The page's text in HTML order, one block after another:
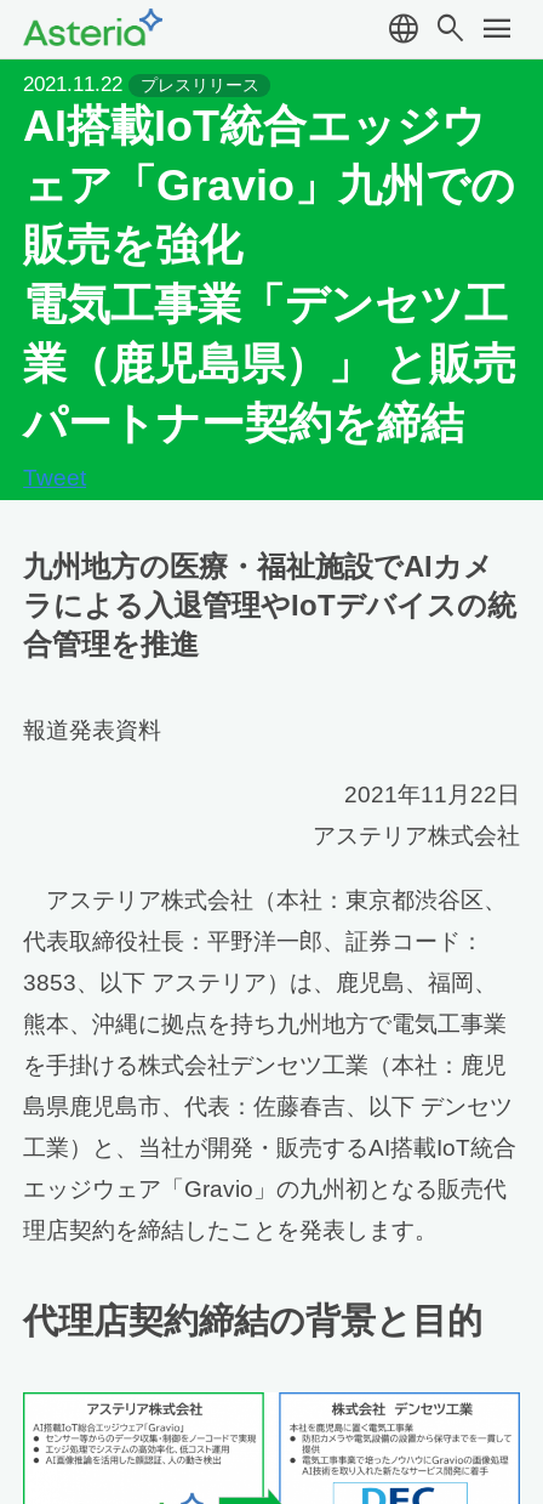
language search menu
2021.11.22 プレスリリース
AI搭載IoT統合エッジウ
ェア「Gravio」九州での
販売を強化
電気工事業「デンセツ工
業（鹿児島県）」 と販売
パートナー契約を締結
Tweet
九州地方の医療・福祉施設でAIカメ
ラによる入退管理やIoTデバイスの統
合管理を推進
報道発表資料
2021年11月22日
アステリア株式会社
アステリア株式会社（本社：東京都渋谷区、
代表取締役社長：平野洋一郎、証券コード：
3853、以下 アステリア）は、鹿児島、福岡、
熊本、沖縄に拠点を持ち九州地方で電気工事業
を手掛ける株式会社デンセツ工業（本社：鹿児
島県鹿児島市、代表：佐藤春吉、以下 デンセツ
工業）と、当社が開発・販売するAI搭載IoT統合
エッジウェア「Gravio」の九州初となる販売代
理店契約を締結したことを発表します。
代理店契約締結の背景と目的